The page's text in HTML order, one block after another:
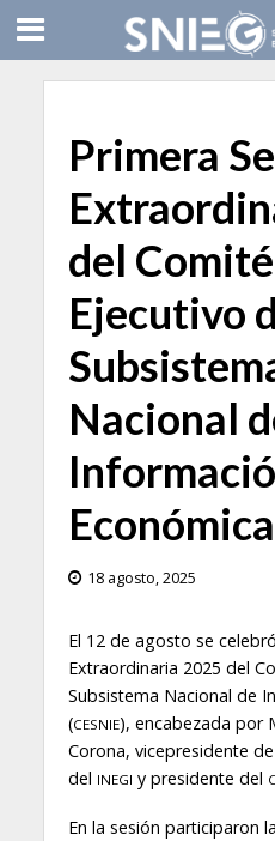
Primera
del Comité
Ejecutivo
Nacional
Económica
18 agosto, 2025
El 12 de agosto se
Extraordinaria 2025 del
Subsistema Nacional de
(CESNIE), encabezada por
Corona, vicepresidente
del INEGI y presidente del
En la sesión participaron